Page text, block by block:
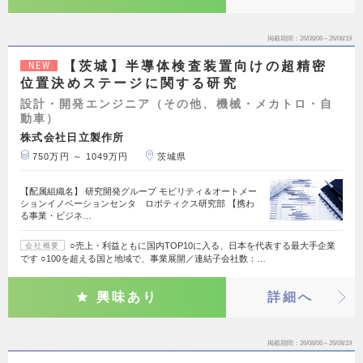
掲載期間 26/08/06～26/08/19
NEW
【茨城】半導体検査装置向けの超精密
位置決めステージに関する研究
設計・開発エンジニア（その他、機械・メカトロ・自
動車）
株式会社日立製作所
750万円 ～ 1049万円 茨城県
【配属組織名】 研究開発グループ モビリティ＆オートメー
ションイノベーションセンタ ロボティクス研究部 【携わ
る事業・ビジネ…
会社概要
○売上・利益ともに国内TOP10に入る、日本を代表する最大手企業
です ○100を超える国と地域で、事業展開／連結子会社数：…
興味あり 詳細へ
掲載期間 26/08/06～26/08/19